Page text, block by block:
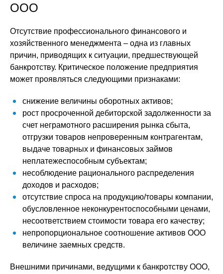
ООО
Отсутствие профессионального финансового и
хозяйственного менеджмента – одна из главных
причин, приводящих к ситуации, предшествующей
банкротству. Критическое положение предприятия
может проявляться следующими признаками:
снижение величины оборотных активов;
рост просроченной дебиторской задолженности за
счет неграмотного расширения рынка сбыта,
отгрузки товаров непроверенным контрагентам,
выдаче товарных и финансовых займов
неплатежеспособным субъектам;
несоблюдение рационального распределения
доходов и расходов;
отсутствие спроса на продукцию/товары компании,
обусловленное неконкурентоспособными ценами,
несоответствием стоимости товара его качеству;
непропорциональное соотношение активов ООО
величине заемных средств.
Внешними причинами, ведущими к банкротству ООО,